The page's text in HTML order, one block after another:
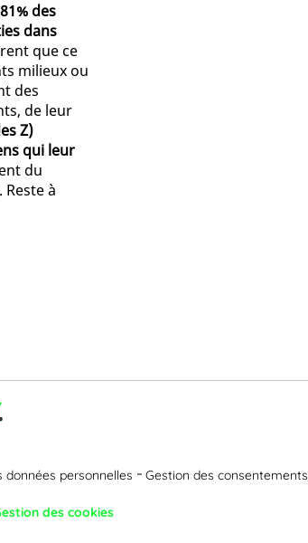
des
dans
que ce
milieux ou
des
de leur
Z)
qui leur
du
à
données personnelles Gestion des consentements
des cookies